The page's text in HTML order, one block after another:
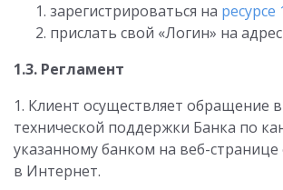
зарегистрироваться на ресурсе
прислать свой «Логин» на адрес
1.3. Регламент
1. Клиент осуществляет обращение
технической поддержки Банка по
указанному банком на веб-странице
в Интернет.